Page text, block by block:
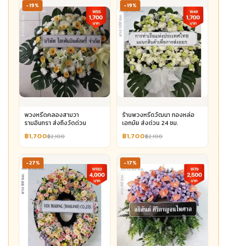
-19%
พวงหรีดคลองสามวา
รามอินทรา ส่งถึงวัดด่วน
฿1,700฿2,100
-19%
ร้านพวงหรีดวัฒนา ทองหล่อ
เอกมัย ส่งด่วน 24 ชม.
฿1,700฿2,100
-27% -17%